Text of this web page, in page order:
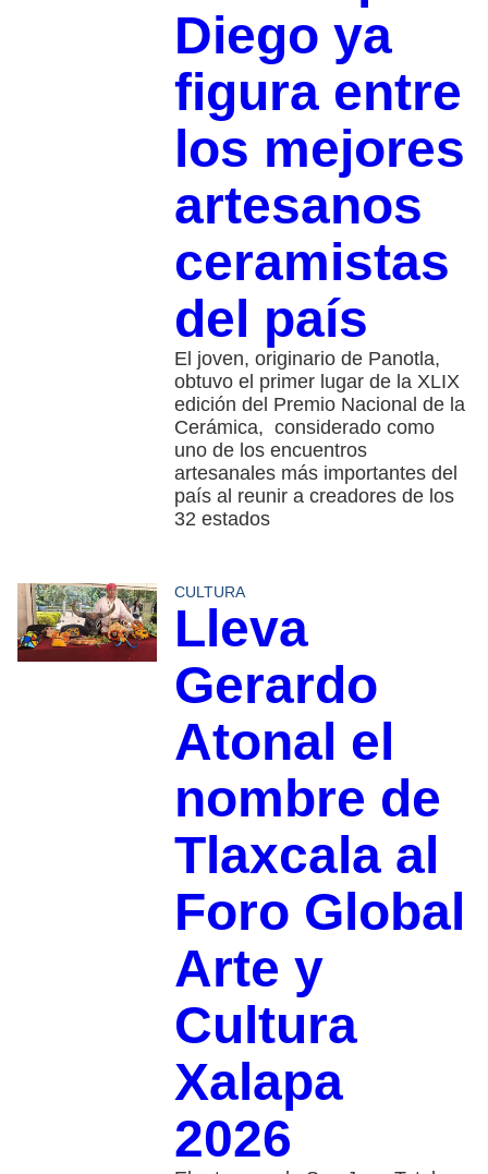
Diego ya
figura entre
los mejores
artesanos
ceramistas
del país
El joven, originario de Panotla,
obtuvo el primer lugar de la XLIX
edición del Premio Nacional de la
Cerámica, considerado como
uno de los encuentros
artesanales más importantes del
país al reunir a creadores de los
32 estados
CULTURA
Lleva
Gerardo
Atonal el
nombre de
Tlaxcala al
Foro Global
Arte y
Cultura
Xalapa
2026